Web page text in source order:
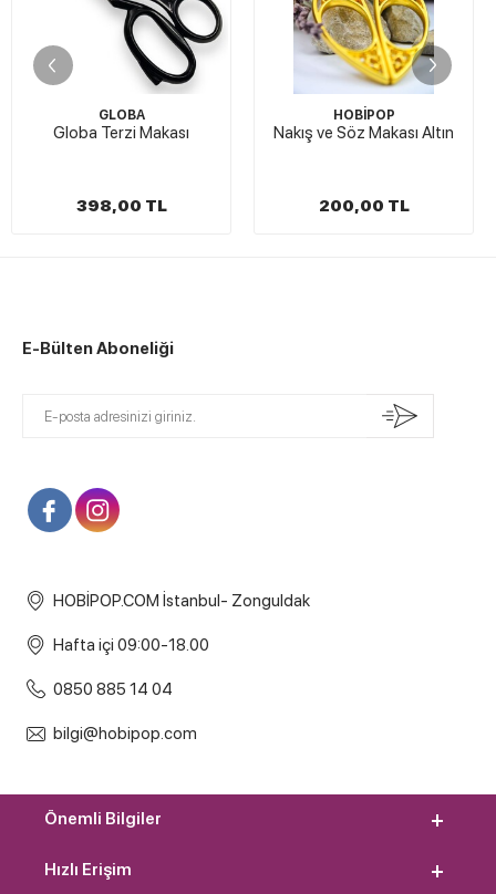
Terzi Makası
398,00 TL
Nakış ve Söz Makası Altın
200,00 TL
Nakış
E-Bülten Aboneliği
HOBİPOP.COM İstanbul- Zonguldak
Hafta içi 09:00-18.00
0850 885 14 04
bilgi@hobipop.com
Önemli Bilgiler
Hızlı Erişim